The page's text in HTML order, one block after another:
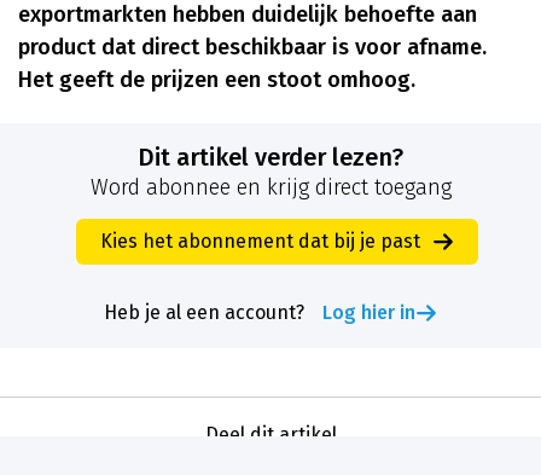
exportmarkten hebben duidelijk behoefte aan
product dat direct beschikbaar is voor afname.
Het geeft de prijzen een stoot omhoog.
Dit artikel verder lezen?
Word abonnee en krijg direct toegang
Kies het abonnement dat bij je past
Heb je al een account? Log hier in
Deel dit artikel